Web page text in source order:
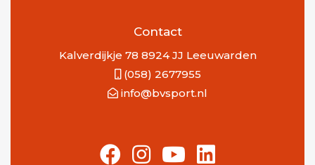
Contact
Kalverdijkje 78 8924 JJ Leeuwarden
(058) 2677955
info@bvsport.nl